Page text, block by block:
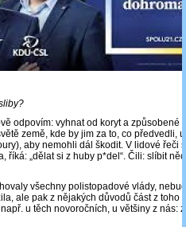
odpovím: vyhnat od koryt a způsobené
země, kde by jim za to, co předvedli,
aby nemohli dál škodit. V lidové řeči
říká: „dělat si z huby p*del“. Čili: slíbit
všechny polistopadové vlády,
ale pak z nějakých důvodů část z toho
u těch novoročních, u většiny z nás: